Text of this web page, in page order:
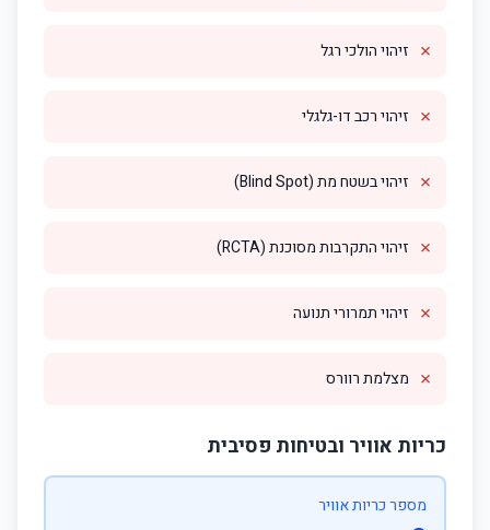
✗ זיהוי הולכי רגל
✗ זיהוי רכב דו-גלגלי
✗ זיהוי בשטח מת (Blind Spot)
✗ זיהוי התקרבות מסוכנת (RCTA)
✗ זיהוי תמרורי תנועה
✗ מצלמת רוורס
כריות אוויר ובטיחות פסיבית
מספר כריות אוויר